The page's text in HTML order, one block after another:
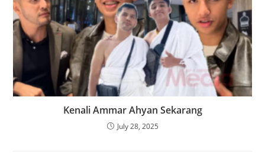
Kenali Ammar Ahyan Sekarang
July 28, 2025